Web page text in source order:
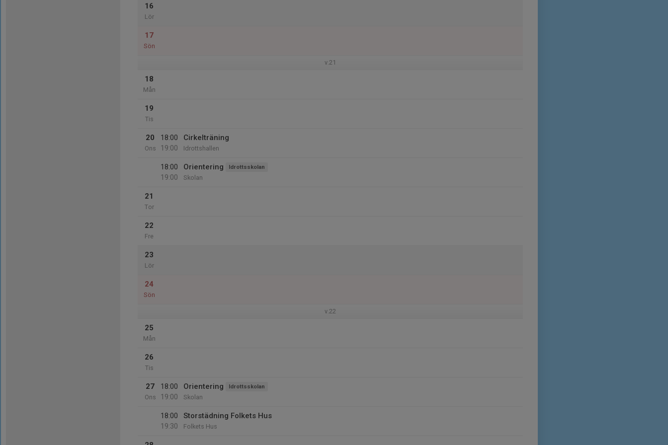
16
Lör
17
Sön
v.21
18
Mån
19
Tis
20
Ons
18:00
19:00
Cirkelträning
Idrottshallen
18:00
19:00
Orientering Idrottsskolan
Skolan
21
Tor
22
Fre
23
Lör
24
Sön
v.22
25
Mån
26
Tis
27
Ons
18:00
19:00
Orientering Idrottsskolan
Skolan
18:00
19:30
Storstädning Folkets Hus
Folkets Hus